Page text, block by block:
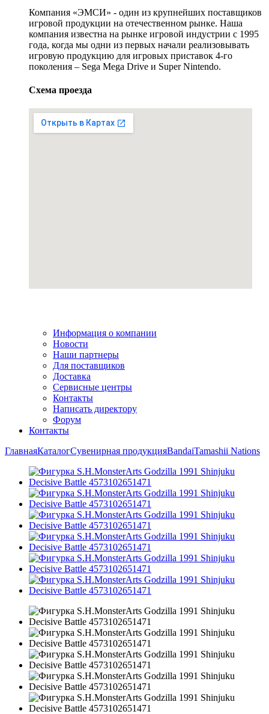
Компания «ЭМСИ» - один из крупнейших поставщиков
игровой продукции на отечественном рынке. Наша
компания известна на рынке игровой индустрии с 1995
года, когда мы одни из первых начали реализовывать
игровую продукцию для игровых приставок 4-го
поколения – Sega Mega Drive и Super Nintendo.
Схема проезда
Информация о компании
Новости
Наши партнеры
Для поставщиков
Доставка
Сервисные центры
Контакты
Написать директору
Форум
Контакты
ГлавнаяКаталогСувенирная продукцияBandaiTamashii Nations